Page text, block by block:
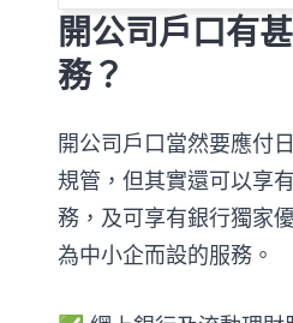
開公司戶口有
務？
開公司戶口當然要應付
規管，但其實還可以享
務，及可享有銀行獨家
為中小企而設的服務。